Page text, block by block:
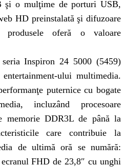
şi o mulţime de porturi USB,
HD preinstalată şi difuzoare
oferă o valoare
Inspiron 24 5000 (5459)
ului multimedia.
puternice cu bogate
incluzând procesoare
memorie DDR3L de până la
care contribuie la
de ultimă oră se numără:
FHD de 23,8″ cu unghi